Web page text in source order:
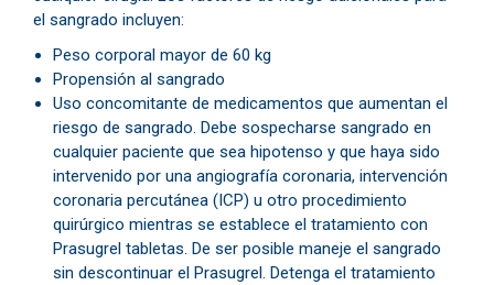
el sangrado incluyen:
Peso corporal mayor de 60 kg
Propensión al sangrado
Uso concomitante de medicamentos que aumentan el
riesgo de sangrado. Debe sospecharse sangrado en
cualquier paciente que sea hipotenso y que haya sido
intervenido por una angiografía coronaria, intervención
coronaria percutánea (ICP) u otro procedimiento
quirúrgico mientras se establece el tratamiento con
Prasugrel tabletas. De ser posible maneje el sangrado
sin descontinuar el Prasugrel. Detenga el tratamiento